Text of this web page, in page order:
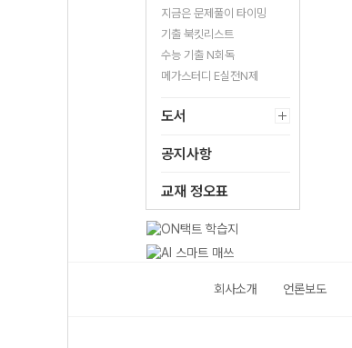
지금은 문제풀이 타이밍
기출 북킷리스트
수능 기출 N회독
메가스터디 E실전N제
도서
공지사항
교재 정오표
수-22개정
(2026년)
회사소개 언론보도